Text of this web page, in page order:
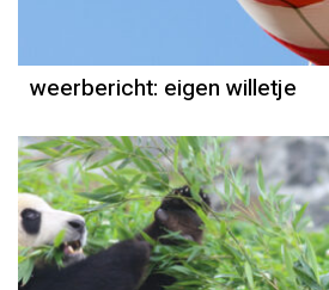
weerbericht: eigen willetje